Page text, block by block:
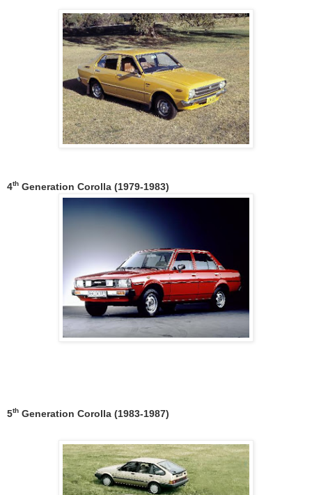
4th Generation Corolla (1979-1983)
5th Generation Corolla (1983-1987)